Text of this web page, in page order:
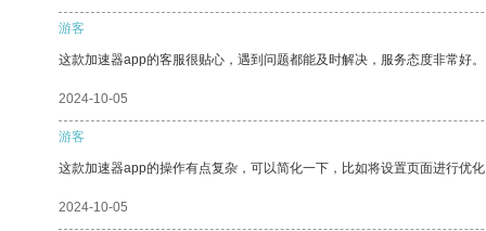
游客
这款加速器app的客服很贴心，遇到问题都能及时解决，服务态度非常好。
2024-10-05
游客
这款加速器app的操作有点复杂，可以简化一下，比如将设置页面进行优
2024-10-05